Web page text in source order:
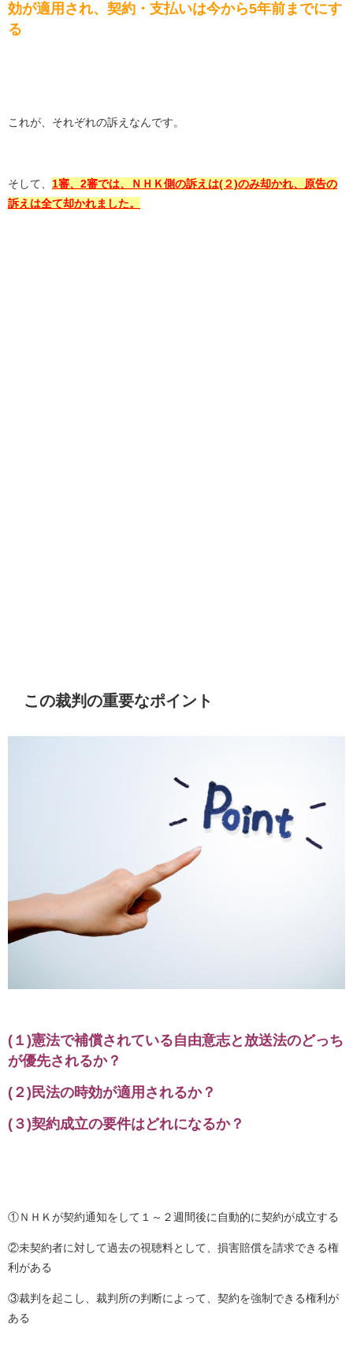
効が適用され、契約・支払いは今から5年前までにす
る
これが、それぞれの訴えなんです。
そして、 1審、2審では、ＮＨＫ側の訴えは(２)のみ却かれ、原告の
訴えは全て却かれました。
この裁判の重要なポイント
(１)憲法で補償されている自由意志と放送法のどっち
が優先されるか？
(２)民法の時効が適用されるか？
(３)契約成立の要件はどれになるか？
①ＮＨＫが契約通知をして１～２週間後に自動的に契約が成立する
②未契約者に対して過去の視聴料として、損害賠償を請求できる権
利がある
③裁判を起こし、裁判所の判断によって、契約を強制できる権利が
ある